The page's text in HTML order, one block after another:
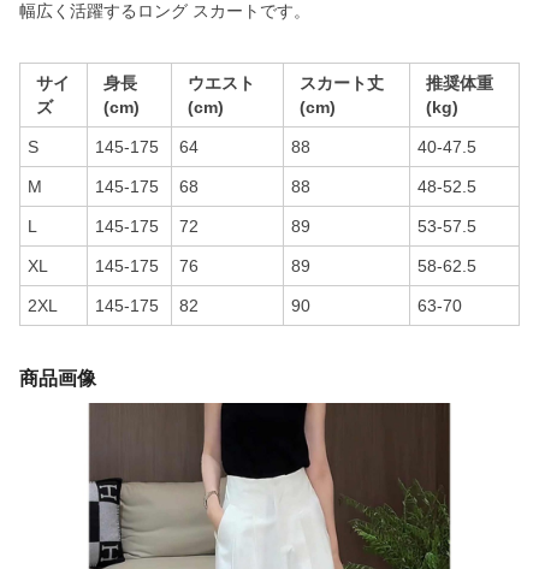
幅広く活躍するロング スカートです。
サイ
ズ
身長
(cm)
ウエスト
(cm)
スカート丈
(cm)
推奨体重
(kg)
S 145-175 64 88 40-47.5
M 145-175 68 88 48-52.5
L 145-175 72 89 53-57.5
XL 145-175 76 89 58-62.5
2XL 145-175 82 90 63-70
商品画像